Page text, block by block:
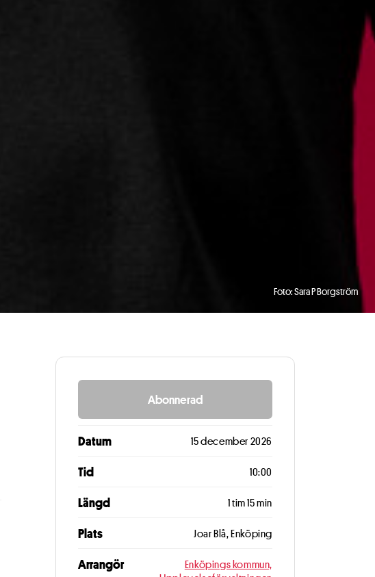
Foto: Sara P Borgström
Abonnerad
Datum 15 december 2026
Tid 10:00
Längd 1 tim 15 min
Plats Joar Blå, Enköping
Arrangör
Enköpings kommun,